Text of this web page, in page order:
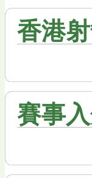
香港
賽事